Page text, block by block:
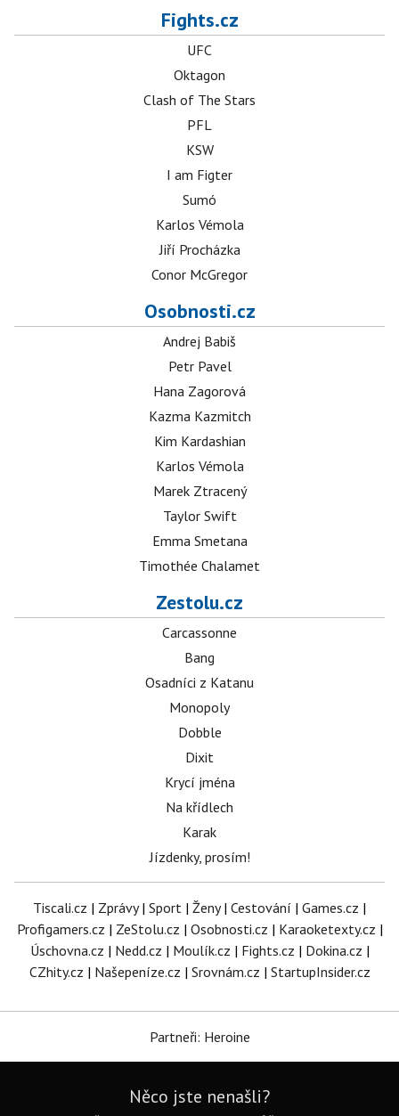
Fights.cz
UFC
Oktagon
Clash of The Stars
PFL
KSW
I am Figter
Sumó
Karlos Vémola
Jiří Procházka
Conor McGregor
Osobnosti.cz
Andrej Babiš
Petr Pavel
Hana Zagorová
Kazma Kazmitch
Kim Kardashian
Karlos Vémola
Marek Ztracený
Taylor Swift
Emma Smetana
Timothée Chalamet
Zestolu.cz
Carcassonne
Bang
Osadníci z Katanu
Monopoly
Dobble
Dixit
Krycí jména
Na křídlech
Karak
Jízdenky, prosím!
Tiscali.cz | Zprávy| Sport | Ženy| Cestování | Games.cz |
Profigamers.cz | ZeStolu.cz | Osobnosti.cz | Karaoketexty.cz |
Úschovna.cz | Nedd.cz | Moulík.cz | Fights.cz | Dokina.cz |
CZhity.cz | Našepeníze.cz | Srovnám.cz | StartupInsider.cz
Partneři: Heroine
Něco jste nenašli?